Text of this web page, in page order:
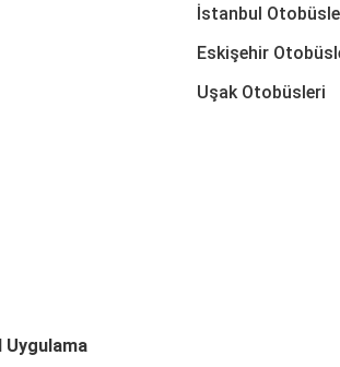
İstanbul
Eskişehir
Uşak Otobüsleri
Uygulama